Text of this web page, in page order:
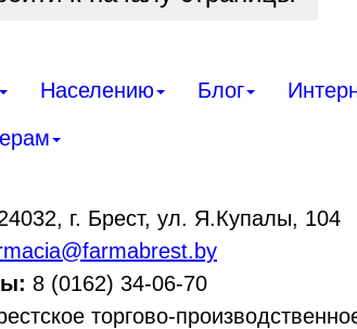
Населению Блог
г. Брест, ул. Я.Купалы, 104
8 (0162) 34-06-70
торгово-